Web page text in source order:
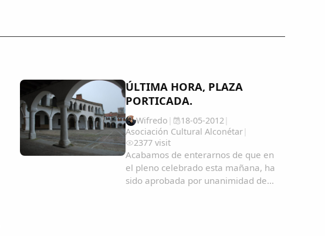
ÚLTIMA HORA, PLAZA
PORTICADA.
Wifredo | 18-05-2012|
Asociación Cultural Alconétar|
2377 visit
Acabamos de enterarnos de que en
el pleno celebrado esta mañana, ha
sido aprobada por unanimidad de